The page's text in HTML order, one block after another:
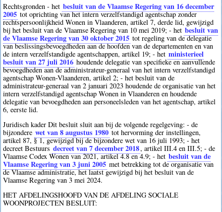
Rechtsgronden - het besluit van de Vlaamse Regering van 16 december
2005 tot oprichting van het intern verzelfstandigd agentschap zonder
rechtspersoonlijkheid Wonen in Vlaanderen, artikel 7, derde lid, gewijzigd
bij het besluit van de Vlaamse Regering van 10 mei 2019; - het besluit van
de Vlaamse Regering van 30 oktober 2015 tot regeling van de delegatie
van beslissingsbevoegdheden aan de hoofden van de departementen en van
de intern verzelfstandigde agentschappen, artikel 19; - het ministerieel
besluit van 27 juli 2016 houdende delegatie van specifieke en aanvullende
bevoegdheden aan de administrateur-generaal van het intern verzelfstandigd
agentschap Wonen-Vlaanderen, artikel 2; - het besluit van de
administrateur-generaal van 2 januari 2023 houdende de organisatie van het
intern verzelfstandigd agentschap Wonen in Vlaanderen en houdende
delegatie van bevoegdheden aan personeelsleden van het agentschap, artikel
6, eerste lid.
Juridisch kader Dit besluit sluit aan bij de volgende regelgeving: - de
bijzondere wet van 8 augustus 1980 tot hervorming der instellingen,
artikel 87, § 1, gewijzigd bij de bijzondere wet van 16 juli 1993; - het
decreet Bestuurs decreet van 7 december 2018, artikel III.4 en III.5; - de
Vlaamse Codex Wonen van 2021, artikel 4.8 en 4.9; - het besluit van de
Vlaamse Regering van 3 juni 2005 met betrekking tot de organisatie van
de Vlaamse administratie, het laatst gewijzigd bij het besluit van de
Vlaamse Regering van 3 mei 2024.
HET AFDELINGSHOOFD VAN DE AFDELING SOCIALE
WOONPROJECTEN BESLUIT: